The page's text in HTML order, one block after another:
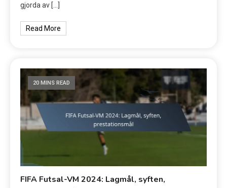
gjorda av […]
Read More
20 MINS READ
FIFA Futsal-VM 2024: Lagmål, syften,